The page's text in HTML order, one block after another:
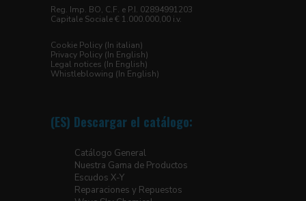
Reg. Imp. BO, C.F. e P.I. 02894991203
Capitale Sociale € 1.000.000,00 i.v.
Cookie Policy (In italian)
Privacy Policy (In English)
Legal notices (In English)
Whistleblowing (In English)
(ES) Descargar el catálogo:
Catálogo General
Nuestra Gama de Productos
Escudos X-Y
Reparaciones y Repuestos